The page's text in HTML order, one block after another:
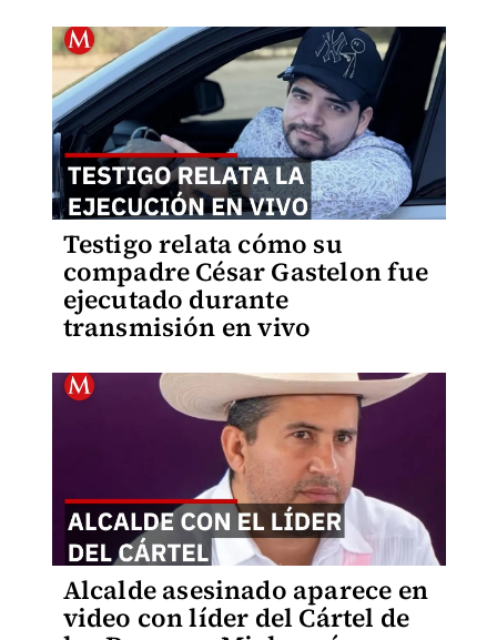
Testigo relata cómo su
compadre César Gastelon fue
ejecutado durante
transmisión en vivo
Alcalde asesinado aparece en
video con líder del Cártel de